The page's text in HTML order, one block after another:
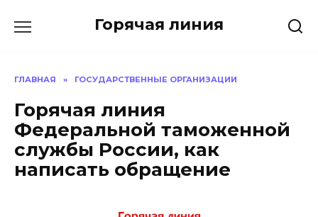
Горячая линия
ГЛАВНАЯ » ГОСУДАРСТВЕННЫЕ ОРГАНИЗАЦИИ
Горячая линия
Федеральной таможенной
службы России, как
написать обращение